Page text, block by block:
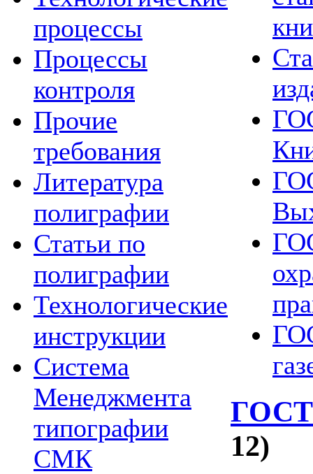
процессы
Процессы
контроля
Прочие
требования
Литература
полиграфии
Статьи по
полиграфии
Технологические
инструкции
Система
Менеджмента
типографии
СМК
12)